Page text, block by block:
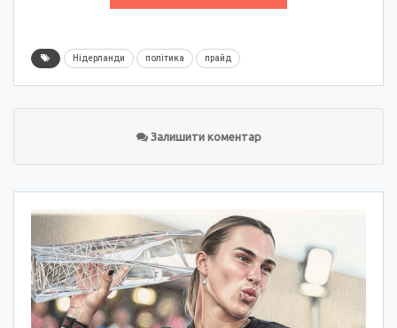
Нідерланди політика прайд
Залишити коментар